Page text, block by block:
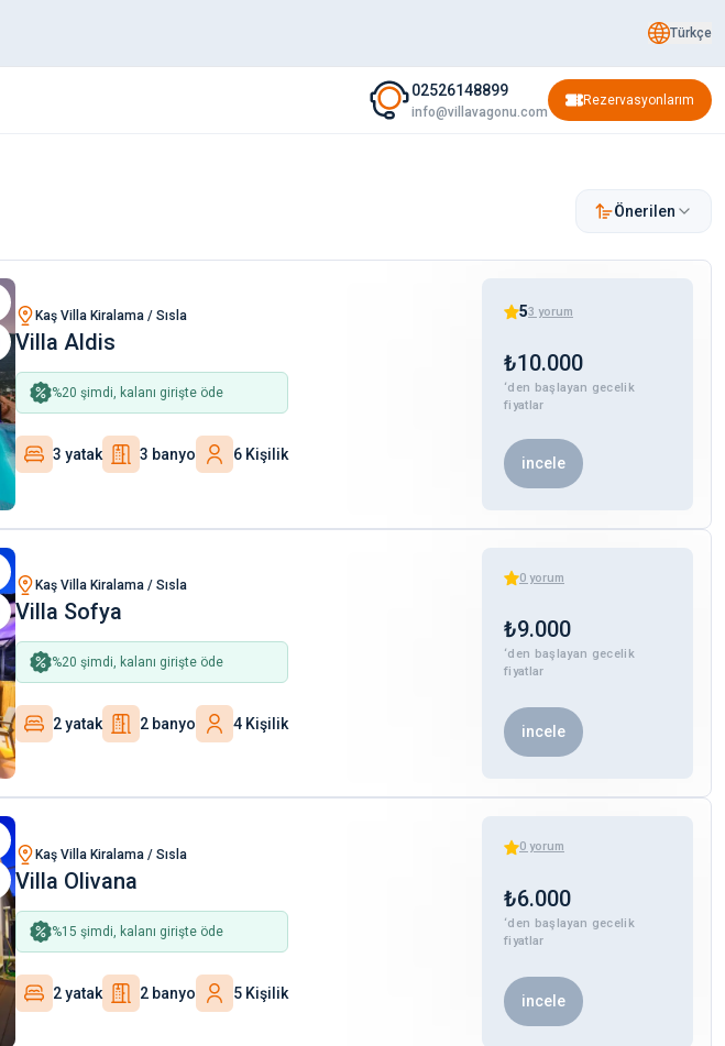
Türkçe
02526148899
info@villavagonu.com
Rezervasyonlarım
Önerilen
Kaş Villa Kiralama / Sısla
Villa Aldis
%20 şimdi, kalanı girişte öde
3 yatak 3 banyo 6 Kişilik
53 yorum
₺10.000
‘den başlayan gecelik
fiyatlar
incele
Kaş Villa Kiralama / Sısla
Villa Sofya
%20 şimdi, kalanı girişte öde
2 yatak 2 banyo 4 Kişilik
0 yorum
₺9.000
‘den başlayan gecelik
fiyatlar
incele
Kaş Villa Kiralama / Sısla
Villa Olivana
%15 şimdi, kalanı girişte öde
2 yatak 2 banyo 5 Kişilik
0 yorum
₺6.000
‘den başlayan gecelik
fiyatlar
incele